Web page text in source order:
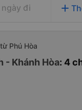
ngày đi add
Phú Hòa
- Khánh Hòa: 4